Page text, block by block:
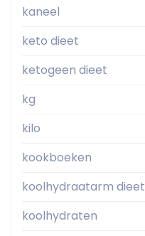
kaneel
keto dieet
ketogeen dieet
kg
kilo
kookboeken
koolhydraatarm dieet
koolhydraten